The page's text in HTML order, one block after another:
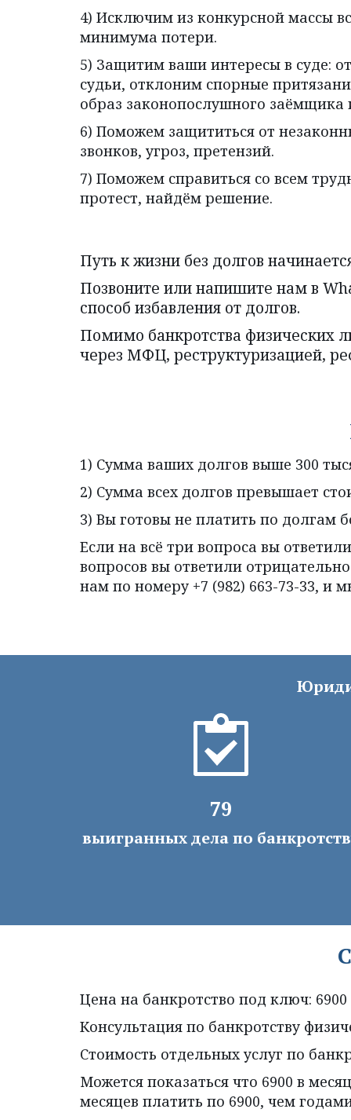
4) Исключим из конкурсной массы
минимума потери.
5) Защитим ваши интересы в суде:
судьи, отклоним спорные
образ законопослушного заёмщика
6) Поможем защититься от
звонков, угроз, претензий.
7) Поможем справиться со всем
протест, найдём решение.
Путь к жизни без долгов
Позвоните или напишите нам в
способ избавления от долгов.
Помимо банкротства физических
через МФЦ, реструктуризацией,
1) Сумма ваших долгов выше 300
2) Сумма всех долгов превышает
3) Вы готовы не платить по долгам
Если на всё три вопроса вы
вопросов вы ответили
нам по номеру +7 (982) 663-73-33, и
79
выигранных дела по
Цена на банкротство под ключ: 6900
Консультация по банкротству
Стоимость отдельных услуг по
Можется показаться что 6900 в
месяцев платить по 6900, чем